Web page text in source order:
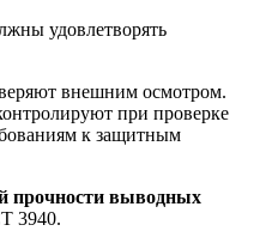
удовлетворять
внешним осмотром.
при проверке
к защитным
прочности выводных
3940.